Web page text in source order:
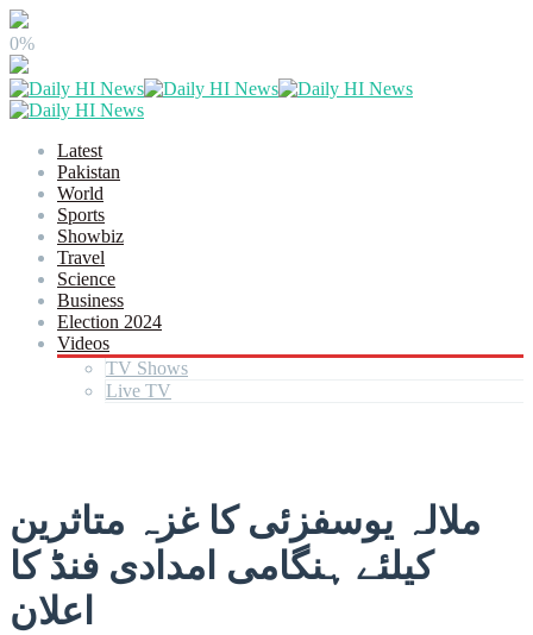
0%
Latest
Pakistan
World
Sports
Showbiz
Travel
Science
Business
Election 2024
Videos
TV Shows
Live TV
ملالہ یوسفزئی کا غزہ متاثرین
کیلئے ہنگامی امدادی فنڈ کا
اعلان